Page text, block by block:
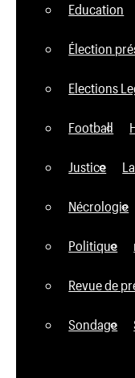
Education
Élection
Elections
Football
Justice
Nécrologie
Politique
Revue de
Sondage